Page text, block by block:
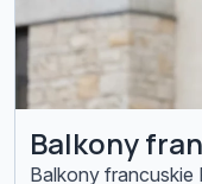
Balkony
Balkony